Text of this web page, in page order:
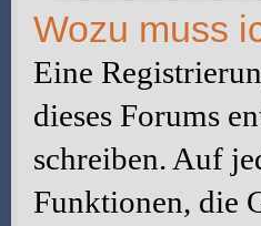
Wozu muss
Eine
dieses Forums
schreiben. Auf
Funktionen, die